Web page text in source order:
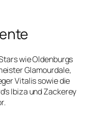
wie Oldenburgs
Glamourdale,
Vitalis sowie die
Ibiza und Zackerey